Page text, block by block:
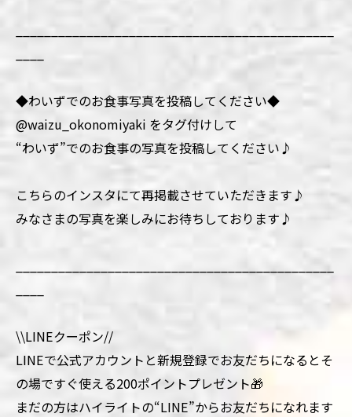
◆わいずでのお食事写真を投稿してください◆
@waizu_okonomiyaki をタグ付けして
“わいず”でのお食事の写真を投稿してください♪
こちらのインスタにて再掲載させていただきます♪
みなさまの写真を楽しみにお待ちしております♪
_____________________________________________
\\LINEクーポン//
LINEで公式アカウントと新規登録でお友だちになるとそ
の場ですぐ使える200ポイントプレゼント🎁
まだの方はハイライトの“LINE”からお友だちになれます